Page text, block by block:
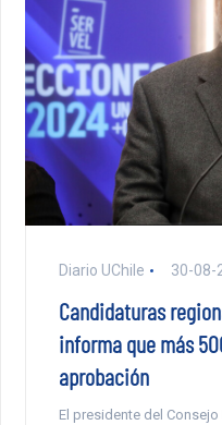
Diario UChile 30-08-
Candidaturas
informa que más
aprobación
El presidente del Consejo